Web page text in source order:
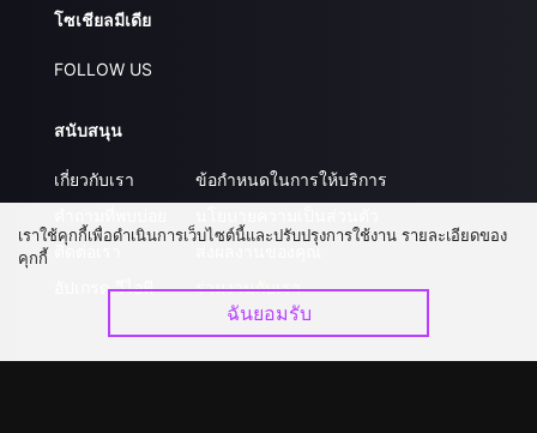
โซเชียลมีเดีย
FOLLOW US
สนับสนุน
เกี่ยวกับเรา
ติดต่อเรา
อัปเกรด วีไอพี
ข้อกำหนดในการให้บริการ
ส่งผลงานของคุณ
ร่วมงานกับเรา
เราใช้คุกกี้เพื่อดำเนินการเว็บไซต์นี้และปรับปรุงการใช้งาน รายละเอียดของ
คุกกี้
ฉันยอมรับ